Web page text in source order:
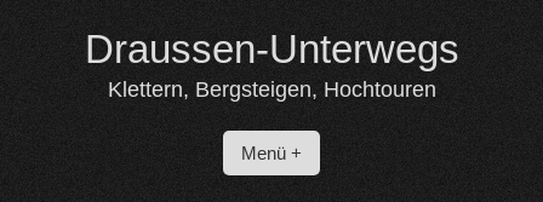
content
Draussen-Unterwegs
Klettern, Bergsteigen, Hochtouren
Menü +